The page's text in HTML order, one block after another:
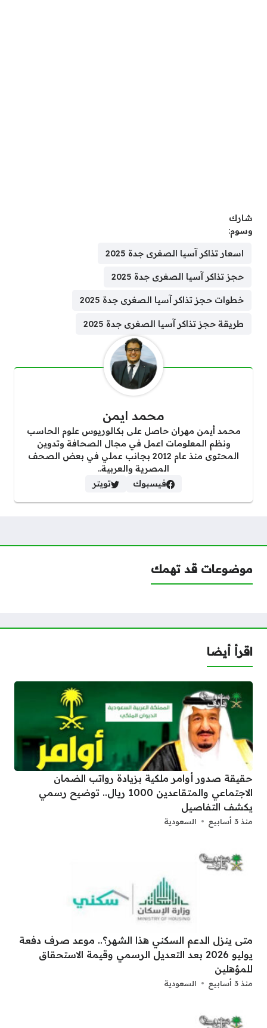
شارك
وسوم:
اسعار تذاكر آسيا الصغرى جدة 2025
حجز تذاكر آسيا الصغرى جدة 2025
خطوات حجز تذاكر آسيا الصغرى جدة 2025
طريقة حجز تذاكر آسيا الصغرى جدة 2025
محمد ايمن
محمد أيمن مهران حاصل على بكالوريوس علوم الحاسب
ونظم المعلومات اعمل في مجال الصحافة وتدوين
المحتوى منذ عام 2012 بجانب عملي في بعض الصحف
المصرية والعربية..
فيسبوك
تويتر
موضوعات قد تهمك
اقرأ أيضا
حقيقة صدور أوامر ملكية بزيادة رواتب الضمان
الاجتماعي والمتقاعدين 1000 ريال.. توضيح رسمي
يكشف التفاصيل
منذ 3 أسابيع السعودية
متى ينزل الدعم السكني هذا الشهر؟.. موعد صرف دفعة
يوليو 2026 بعد التعديل الرسمي وقيمة الاستحقاق
للمؤهلين
منذ 3 أسابيع السعودية